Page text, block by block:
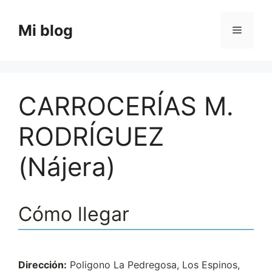
contenido
Mi blog Menú
CARROCERÍAS M.
RODRÍGUEZ
(Nájera)
Cómo llegar
Dirección: Poligono La Pedregosa, Los Espinos,